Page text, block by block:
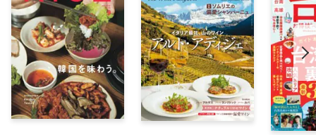
札幌郊外／みどころ
札幌郊外・北広島／みどころ
定山渓温泉／みどころ
札幌発の2大菓子メーカーのテーマパーク
小樽 余市 積丹 仁木
小樽／MAP／小樽広域